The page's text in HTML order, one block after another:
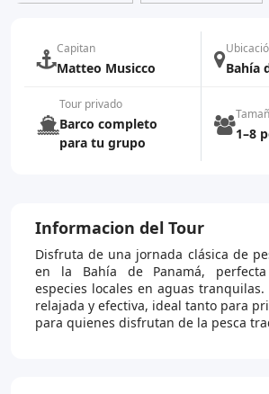
Capitan
Matteo Musicco Bahía
Tour privado
Barco completo
para tu grupo
1–8
Informacion del Tour
Disfruta de una jornada clásica de
en la Bahía de Panamá,
especies locales en aguas tranquilas.
relajada y efectiva, ideal tanto para
para quienes disfrutan de la pesca